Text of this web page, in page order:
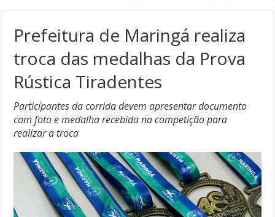
Prefeitura de Maringá realiza
troca das medalhas da Prova
Rústica Tiradentes
Participantes da corrida devem apresentar documento
com foto e medalha recebida na competição para
realizar a troca